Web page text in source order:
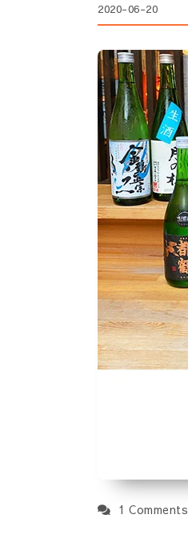
2020-06-20
1 Comments